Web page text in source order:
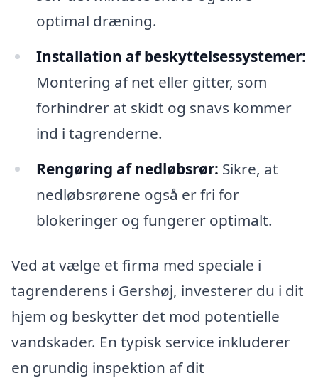
optimal dræning.
Installation af beskyttelsessystemer:
Montering af net eller gitter, som
forhindrer at skidt og snavs kommer
ind i tagrenderne.
Rengøring af nedløbsrør: Sikre, at
nedløbsrørene også er fri for
blokeringer og fungerer optimalt.
Ved at vælge et firma med speciale i
tagrenderens i Gershøj, investerer du i dit
hjem og beskytter det mod potentielle
vandskader. En typisk service inkluderer
en grundig inspektion af dit